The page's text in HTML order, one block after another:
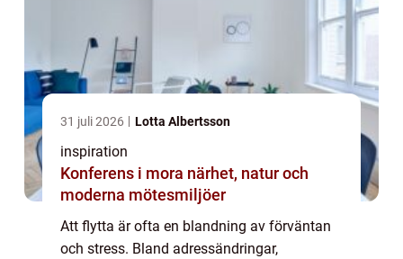
31 juli 2026 Lotta Albertsson
inspiration
Konferens i mora närhet, natur och
moderna mötesmiljöer
Att flytta är ofta en blandning av förväntan
och stress. Bland adressändringar,